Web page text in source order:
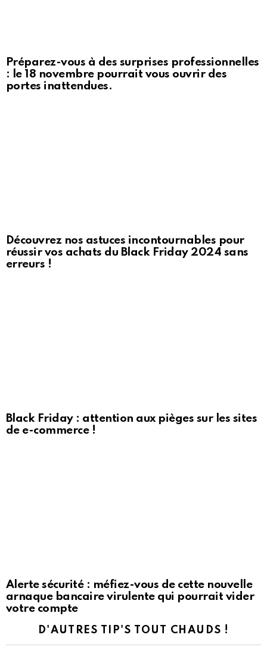
Préparez-vous à des surprises professionnelles
: le 18 novembre pourrait vous ouvrir des
portes inattendues.
Découvrez nos astuces incontournables pour
réussir vos achats du Black Friday 2024 sans
erreurs !
Black Friday : attention aux pièges sur les sites
de e-commerce !
Alerte sécurité : méfiez-vous de cette nouvelle
arnaque bancaire virulente qui pourrait vider
votre compte
D'AUTRES TIP'S TOUT CHAUDS !